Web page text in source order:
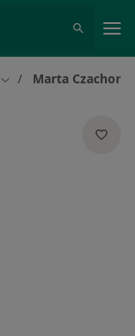
Zmień miasto
Marta Czachor